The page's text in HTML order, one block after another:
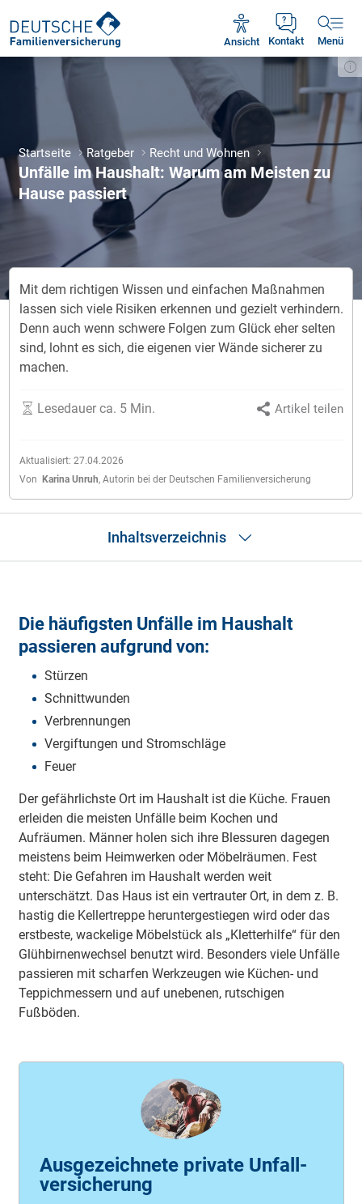
Kontakt
Ansicht Menü
Mo - Fr 09:00 - 18:30 Uhr
Startseite Ratgeber Recht und Wohnen
Unfälle im Haushalt: Warum am Meisten zu
Hause passiert
Mit dem richtigen Wissen und einfachen Maßnahmen
lassen sich viele Risiken erkennen und gezielt verhindern.
Denn auch wenn schwere Folgen zum Glück eher selten
sind, lohnt es sich, die eigenen vier Wände sicherer zu
machen.
Aktualisiert: 27.04.2026
Von
Karina Unruh, Autorin bei der Deutschen Familienversicherung
Lesedauer ca. 5 Min. Artikel teilen
Inhaltsverzeichnis
Ruhiges und sicherheitsbewusstes Verhalten schützt vor Unfällen
Checkliste: Unfallprävention im Haushalt
Haushaltsunfälle bei Kindern
Risikovorsorge für die Tücken des Alltags
Der DFV-UnfallSchutz: Optimaler Schutz für den Ernstfall
Die häufigsten Unfälle im Haushalt
passieren aufgrund von:
Stürzen
Schnittwunden
Verbrennungen
Vergiftungen und Stromschläge
Feuer
Der gefährlichste Ort im Haushalt ist die Küche. Frauen
erleiden die meisten Unfälle beim Kochen und
Aufräumen. Männer holen sich ihre Blessuren dagegen
meistens beim Heimwerken oder Möbelräumen. Fest
steht: Die Gefahren im Haushalt werden weit
unterschätzt. Das Haus ist ein vertrauter Ort, in dem z. B.
hastig die Kellertreppe heruntergestiegen wird oder das
erstbeste, wackelige Möbelstück als „Kletterhilfe“ für den
Glühbirnenwechsel benutzt wird. Besonders viele Unfälle
passieren mit scharfen Werkzeugen wie Küchen- und
Teppichmessern und auf unebenen, rutschigen
Fußböden.
Ausgezeichnete private Unfall­
versicherung